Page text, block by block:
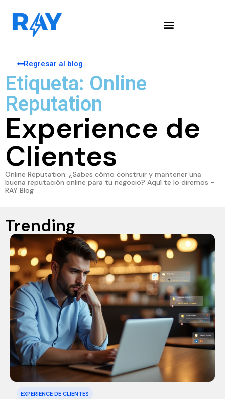
Regresar al blog
Etiqueta: Online
Reputation
Experience de
Clientes
Online Reputation: ¿Sabes cómo construir y mantener una
buena reputación online para tu negocio? Aquí te lo diremos –
RAY Blog
Trending
EXPERIENCE DE CLIENTES